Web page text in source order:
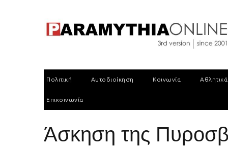
Πολιτική Αυτοδιοίκηση Κοινωνία Αθλητικά
Επικοινωνία
Άσκηση της